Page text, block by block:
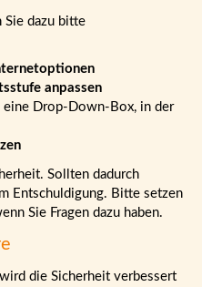
Sie dazu bitte
anpassen
eine Drop-Down-Box, in der
Sollten dadurch
Entschuldigung. Bitte setzen
Sie Fragen dazu haben.
die Sicherheit verbessert